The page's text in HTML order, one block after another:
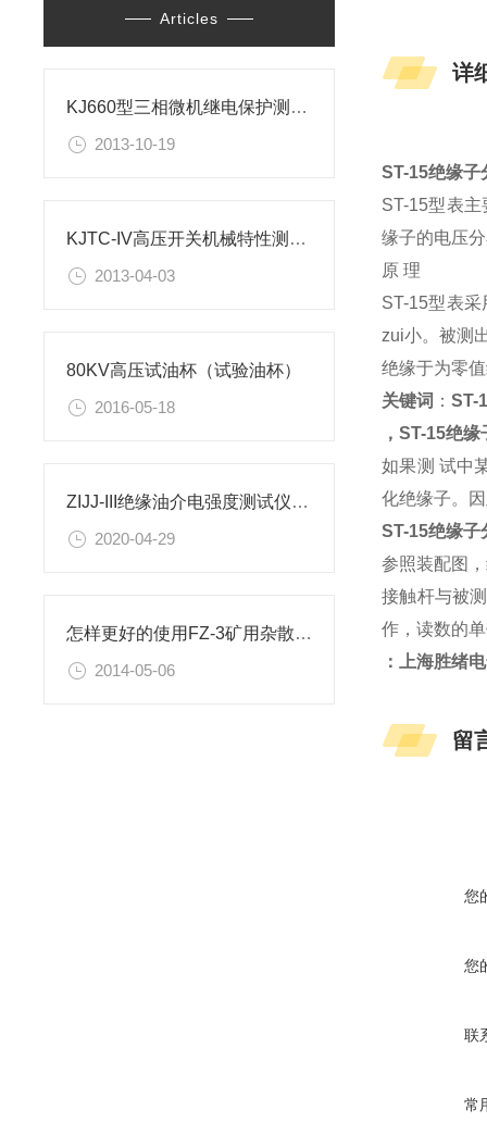
Articles
KJ660型三相微机继电保护测试仪技术参数
2013-10-19
KJTC-IV高压开关机械特性测试仪测量线的连接与测试方法
2013-04-03
80KV高压试油杯（试验油杯）
2016-05-18
ZIJJ-III绝缘油介电强度测试仪（试油器）操作
2020-04-29
怎样更好的使用FZ-3矿用杂散电流测定仪
2014-05-06
详
ST-15绝缘子
ST-15型表
缘子的电压
原 理
ST-15型表
zui小。被测
绝缘于为零
关键词 ：ST-
，ST-15绝缘
如果测 试中
化绝缘子。
ST-15绝缘子
参照装配图
接触杆与被
作，读数的
：上海胜绪
留
您
您
联
常